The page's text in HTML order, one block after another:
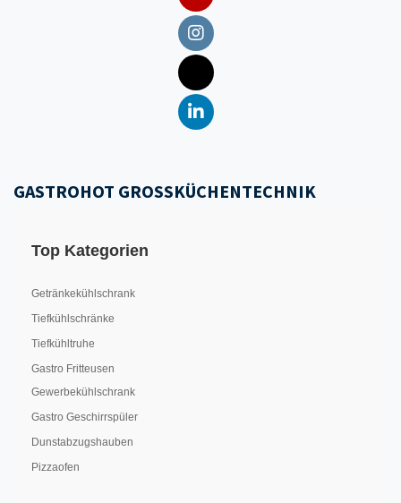
GASTROHOT GROSSKÜCHENTECHNIK
Top Kategorien
Getränkekühlschrank
Tiefkühlschränke
Tiefkühltruhe
Gastro Fritteusen
Gewerbekühlschrank
Gastro Geschirrspüler
Dunstabzugshauben
Pizzaofen